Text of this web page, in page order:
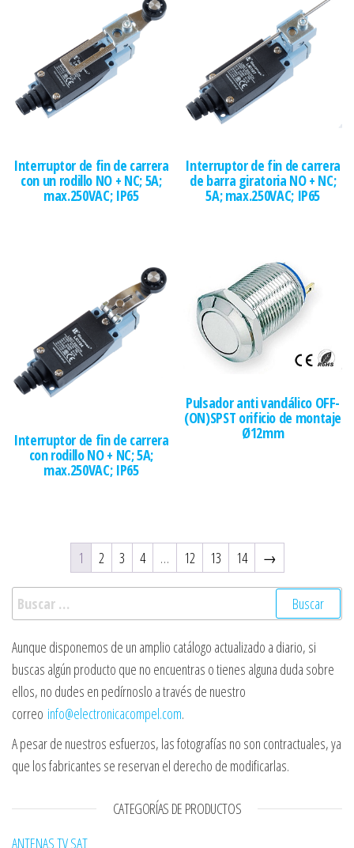
Interruptor de fin de carrera
con un rodillo NO + NC; 5A;
max.250VAC; IP65
Interruptor de fin de carrera
de barra giratoria NO + NC;
5A; max.250VAC; IP65
Interruptor de fin de carrera
con rodillo NO + NC; 5A;
max.250VAC; IP65
Pulsador anti vandálico OFF-
(ON)SPST orificio de montaje
Ø12mm
1 2 3 4 … 12 13 14 →
Buscar:
Aunque disponemos de un amplio catálogo actualizado a diario, si
buscas algún producto que no encuentras o tienes alguna duda sobre
ellos, no dudes en pedírnoslo a través de nuestro
correo info@electronicacompel.com.
A pesar de nuestros esfuerzos, las fotografías no son contractuales, ya
que los fabricantes se reservan el derecho de modificarlas.
CATEGORÍAS DE PRODUCTOS
ANTENAS TV SAT